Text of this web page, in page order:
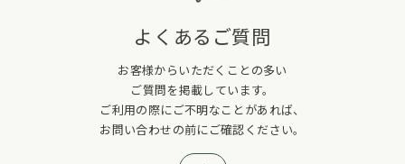
よくあるご質問
お客様からいただくことの多い
ご質問を掲載しています。
ご利用の際にご不明なことがあれば、
お問い合わせの前にご確認ください。